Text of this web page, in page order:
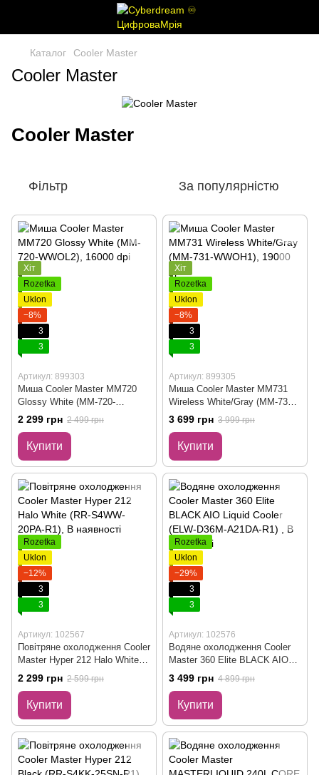
Каталог Cooler Master
Cooler Master
Cooler Master
Фільтр За популярністю
Хіт
Rozetka
Uklon
−8%
3
3
Артикул: 899303
Миша Cooler Master MM720
Glossy White (MM-720-
WWOL2)
2 299 грн 2 499 грн
Купити
Хіт
Rozetka
Uklon
−8%
3
3
Артикул: 899305
Миша Cooler Master MM731
Wireless White/Gray (MM-731-
WWOH1)
3 699 грн 3 999 грн
Купити
Rozetka
Uklon
−12%
3
3
Артикул: 102567
Повітряне охолодження Cooler
Master Hyper 212 Halo White
(RR-S4WW-20PA-R1)
2 299 грн 2 599 грн
Купити
Rozetka
Uklon
−29%
3
3
Артикул: 102576
Водяне охолодження Cooler
Master 360 Elite BLACK AIO
Liquid Cooler (ELW-D36M-
A21DA-R1)
3 499 грн 4 899 грн
Купити